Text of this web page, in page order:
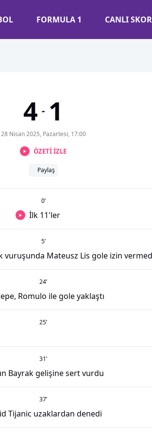
FORMULA 1 CANLI SKOR
4 - 1
28 Nisan 2025, Pazartesi, 17:00
ÖZETİ İZLE
Paylaş
0’
İlk 11'ler
5’
vuruşunda Mateusz Lis gole izin
24’
Romulo ile gole yaklaştı
25’
31’
Bayrak gelişine sert vurdu
37’
Tijanic uzaklardan denedi